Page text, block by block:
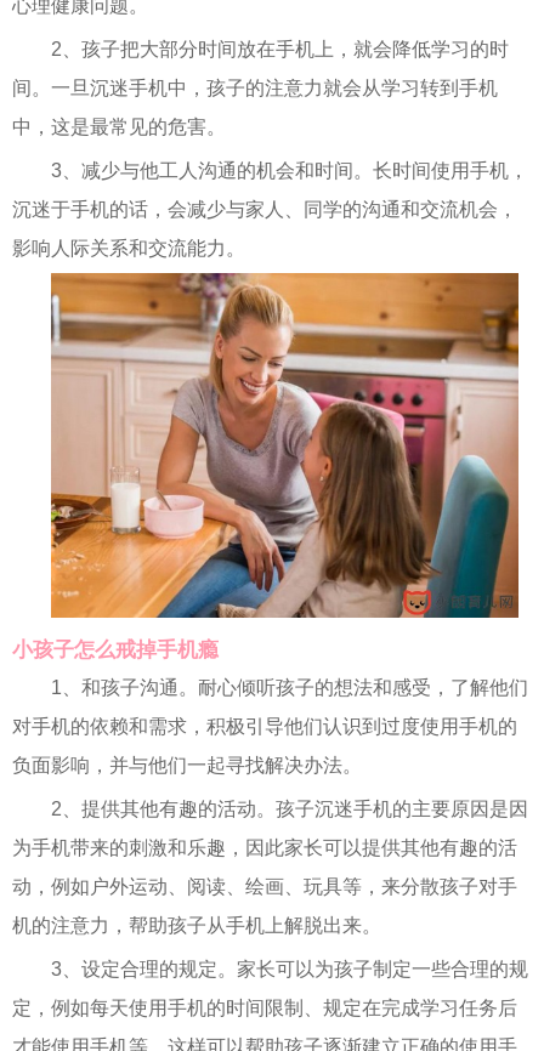
心理健康问题。
2、孩子把大部分时间放在手机上，就会降低学习的时
间。一旦沉迷手机中，孩子的注意力就会从学习转到手机
中，这是最常见的危害。
3、减少与他工人沟通的机会和时间。长时间使用手机，
沉迷于手机的话，会减少与家人、同学的沟通和交流机会，
影响人际关系和交流能力。
小孩子怎么戒掉手机瘾
1、和孩子沟通。耐心倾听孩子的想法和感受，了解他们
对手机的依赖和需求，积极引导他们认识到过度使用手机的
负面影响，并与他们一起寻找解决办法。
2、提供其他有趣的活动。孩子沉迷手机的主要原因是因
为手机带来的刺激和乐趣，因此家长可以提供其他有趣的活
动，例如户外运动、阅读、绘画、玩具等，来分散孩子对手
机的注意力，帮助孩子从手机上解脱出来。
3、设定合理的规定。家长可以为孩子制定一些合理的规
定，例如每天使用手机的时间限制、规定在完成学习任务后
才能使用手机等。这样可以帮助孩子逐渐建立正确的使用手